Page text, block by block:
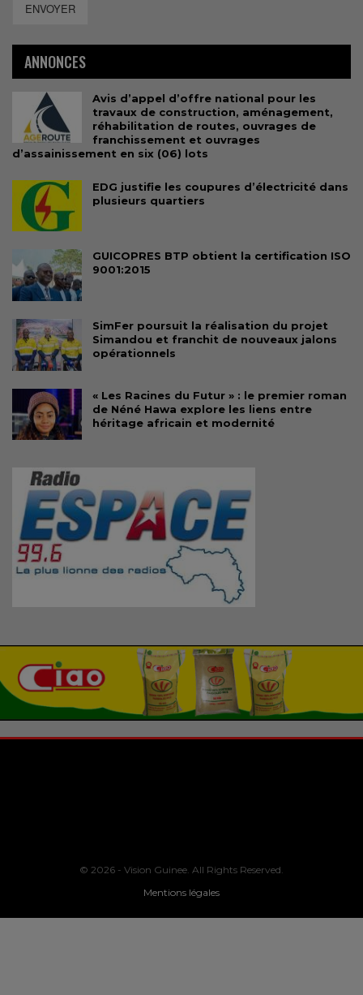
ENVOYER
ANNONCES
Avis d’appel d’offre national pour les
travaux de construction, aménagement,
réhabilitation de routes, ouvrages de
franchissement et ouvrages
d’assainissement en six (06) lots
EDG justifie les coupures d’électricité dans
plusieurs quartiers
GUICOPRES BTP obtient la certification ISO
9001:2015
SimFer poursuit la réalisation du projet
Simandou et franchit de nouveaux jalons
opérationnels
« Les Racines du Futur » : le premier roman
de Néné Hawa explore les liens entre
héritage africain et modernité
© 2026 - Vision Guinee. All Rights Reserved.
Mentions légales